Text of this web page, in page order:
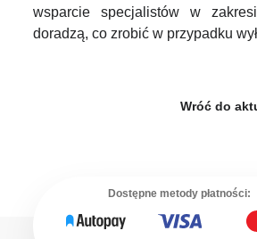
wsparcie specjalistów w
doradzą, co zrobić w przypadku
Wróć do
Dostępne metody płatności: